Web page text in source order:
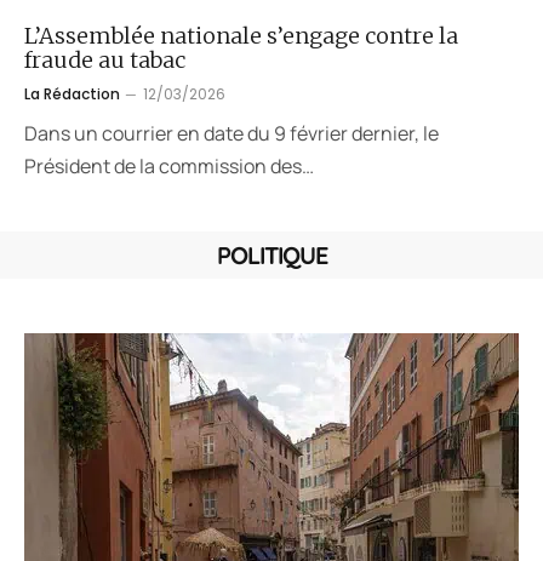
L’Assemblée nationale s’engage contre la
fraude au tabac
La Rédaction 12/03/2026
Dans un courrier en date du 9 février dernier, le
Président de la commission des…
POLITIQUE